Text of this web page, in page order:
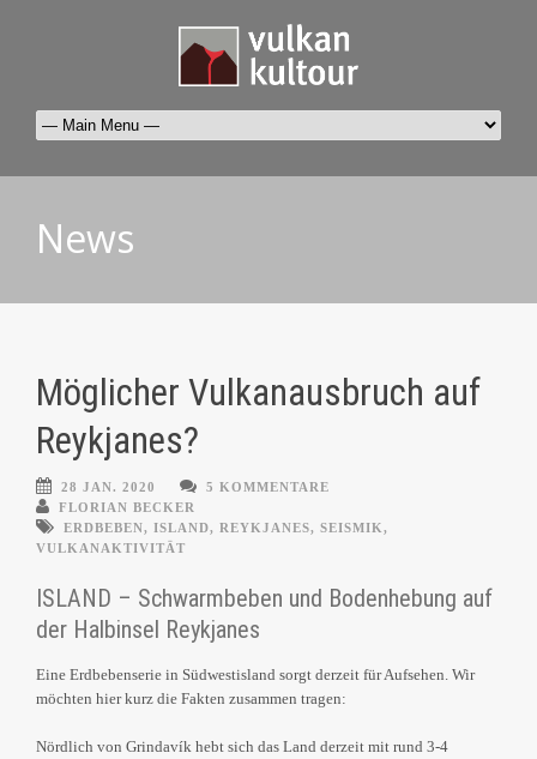
News
Möglicher Vulkanausbruch auf
Reykjanes?
28 JAN. 2020
5 KOMMENTARE
FLORIAN BECKER
ERDBEBEN, ISLAND, REYKJANES, SEISMIK,
VULKANAKTIVITÄT
ISLAND – Schwarmbeben und Bodenhebung auf
der Halbinsel Reykjanes
Eine Erdbebenserie in Südwestisland sorgt derzeit für Aufsehen. Wir
möchten hier kurz die Fakten zusammen tragen:
Nördlich von Grindavík hebt sich das Land derzeit mit rund 3-4